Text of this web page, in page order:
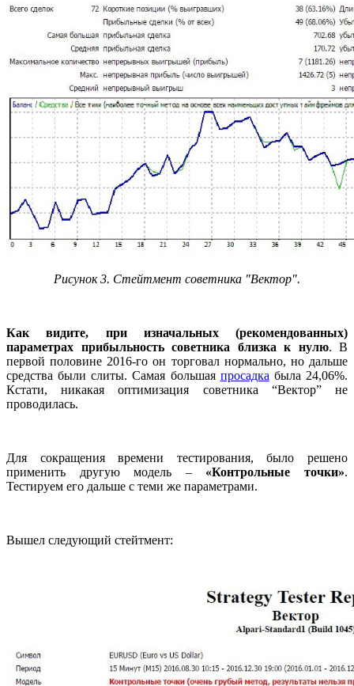
Рисунок 3. Стейтмент советника "Вектор".
Как видите, при изначальных (рекомендованных)
параметрах прибыльность советника близка к нулю. В
первой половине 2016-го он торговал нормально, но дальше
средства были слиты. Самая большая просадка была 24,06%.
Кстати, никакая оптимизация советника “Вектор” не
проводилась.
Для сокращения времени тестирования, было решено
применить другую модель – «Контрольные точки».
Тестируем его дальше с теми же параметрами.
Вышел следующий стейтмент: